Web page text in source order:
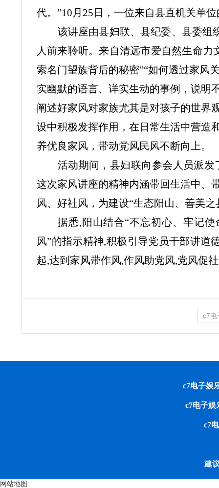
代。”10月25日，一位来自县直机关单
该讲座由县妇联、县纪委、县委组
人前来聆听。来自清远市爱自然生命
索名门望族背后的秘密”“如何透过家风
实幽默的语言、详实生动的事例，说明
阐述好家风对家族尤其是对孩子的世界
设中积极发挥作用，在日常生活中营造
养优良家风，带动党风民风不断向上。
活动期间，县妇联向参会人员派
这次家风讲座的精神内涵带回生活中、
风、好社风，为建设“生态阳山、善美
据悉,阳山结合“不忘初心、牢记
风”的指示精神,积极引导党员干部讲道
起,达到家风带作风,作风助党风,党风促
c7电
c7电子娱
c7电子娱
c7
建
网站地图